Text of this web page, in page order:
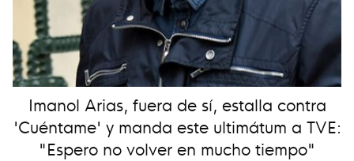
Imanol Arias, fuera de sí, estalla contra
'Cuéntame' y manda este ultimátum a TVE:
"Espero no volver en mucho tiempo"